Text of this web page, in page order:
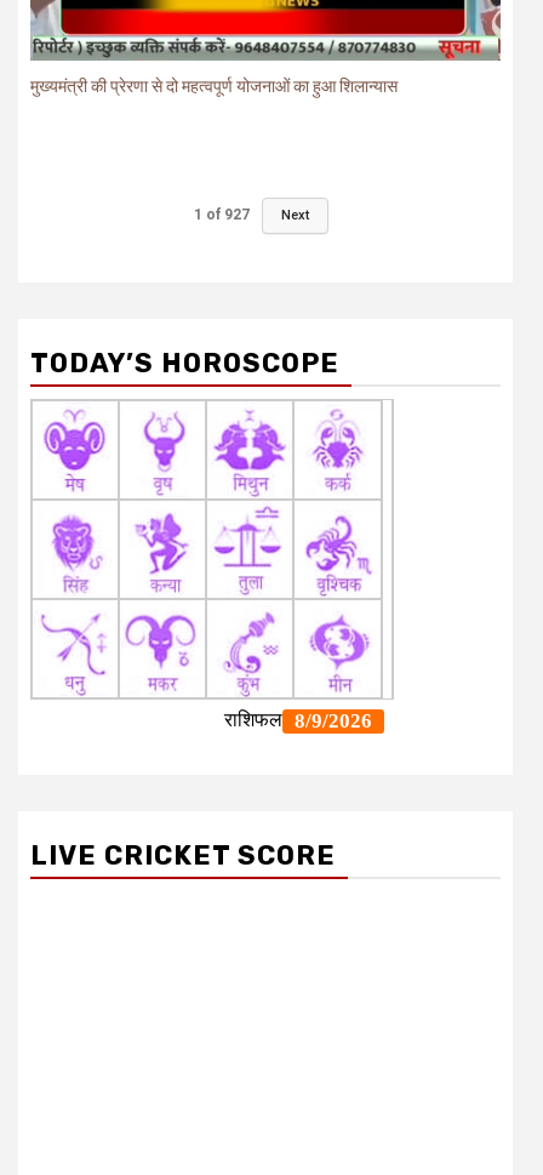
मुख्यमंत्री की प्रेरणा से दो महत्वपूर्ण योजनाओं का हुआ शिलान्यास
1 of 927 Next
TODAY’S HOROSCOPE
LIVE CRICKET SCORE